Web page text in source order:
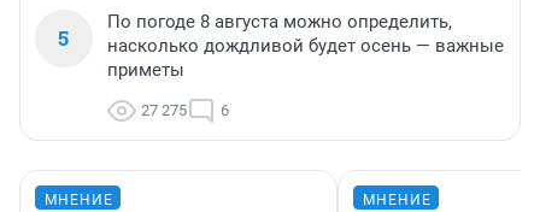
5
По погоде 8 августа можно определить,
насколько дождливой будет осень — важные
приметы
27 275 6
МНЕНИЕ МНЕНИЕ